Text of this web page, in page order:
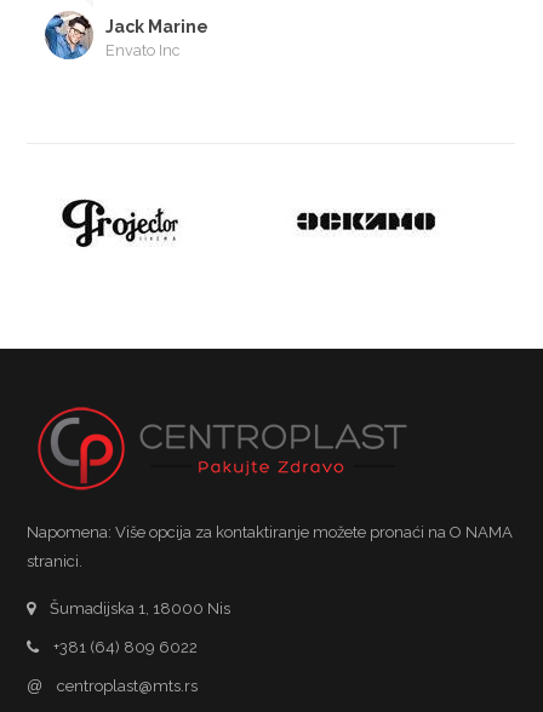
Jack Marine
Envato Inc
Napomena: Više opcija za kontaktiranje možete pronaći na O NAMA
stranici.
Šumadijska 1, 18000 Nis
+381 (64) 809 6022
@ centroplast@mts.rs